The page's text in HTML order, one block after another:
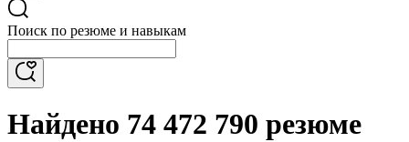
Поиск по резюме и навыкам
Найдено 74 472 790 резюме